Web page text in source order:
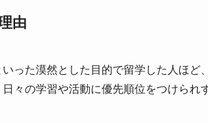
由
った漠然とした目的で留学した人ほど
々の学習や活動に優先順位をつけられ